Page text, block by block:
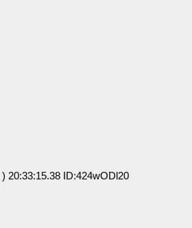
20:33:15.38 ID:424wODl20